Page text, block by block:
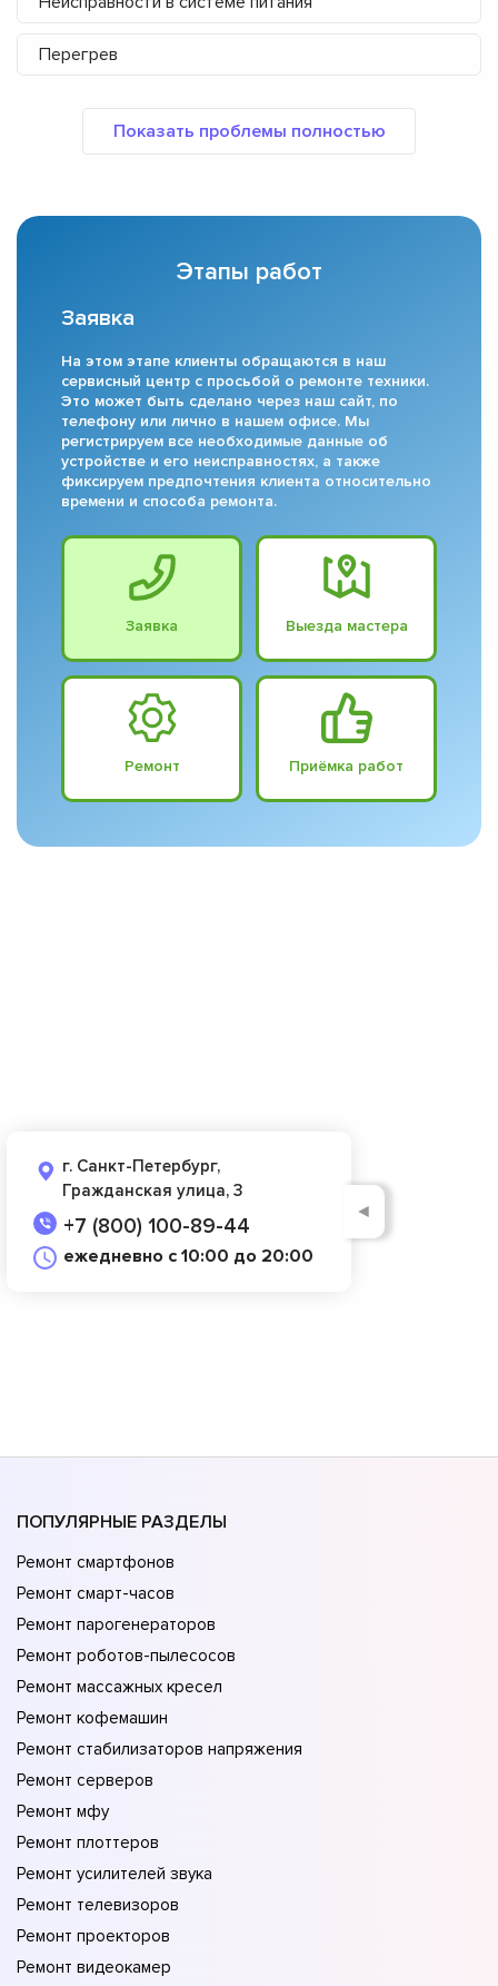
Перегрев
Этапы работ
Заявка
На этом этапе клиенты обращаются в наш
сервисный центр с просьбой о ремонте техники.
Это может быть сделано через наш сайт, по
телефону или лично в нашем офисе. Мы
регистрируем все необходимые данные об
устройстве и его неисправностях, а также
фиксируем предпочтения клиента относительно
времени и способа ремонта.
Заявка Выезда мастера
Ремонт Приёмка работ
г. Санкт-Петербург,
Гражданская улица, 3
+7 (800) 100-89-44
ежедневно с 10:00 до 20:00
◄
ПОПУЛЯРНЫЕ РАЗДЕЛЫ
Ремонт смартфонов
Ремонт смарт-часов
Ремонт парогенераторов
Ремонт роботов-пылесосов
Ремонт массажных кресел
Ремонт кофемашин
Ремонт стабилизаторов напряжения
Ремонт серверов
Ремонт мфу
Ремонт плоттеров
Ремонт усилителей звука
Ремонт телевизоров
Ремонт проекторов
Ремонт видеокамер